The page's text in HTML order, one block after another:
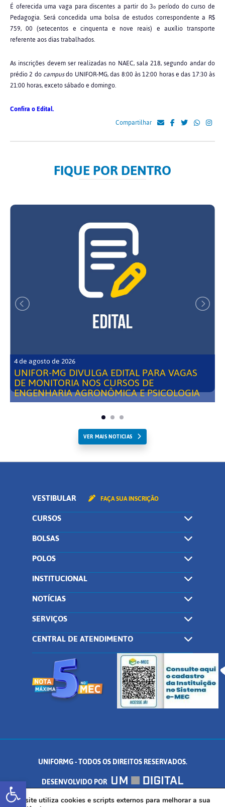
Abrir a barra de ferramentas
É oferecida uma vaga para discentes a partir do 3o período do curso de
Pedagogia. Será concedida uma bolsa de estudos correspondente a R$
759, 00 (setecentos e cinquenta e nove reais) e auxílio transporte
referente aos dias trabalhados.
As inscrições devem ser realizadas no NAEC, sala 218, segundo andar do
prédio 2 docampusdo UNIFOR-MG, das 8:00 às 12:00 horas e das 17:30 às
21:00 horas, exceto sábado e domingo.
Confira o Edital.
Compartilhar
FIQUE POR DENTRO
4 de agosto de 2026
UNIFOR-MG DIVULGA EDITAL PARA VAGAS
DE MONITORIA NOS CURSOS DE
ENGENHARIA AGRONÔMICA E PSICOLOGIA
VER MAIS NOTICIAS
VESTIBULAR FAÇA SUA INSCRIÇÃO
CURSOS
BOLSAS
POLOS
INSTITUCIONAL
NOTÍCIAS
SERVIÇOS
CENTRAL DE ATENDIMENTO
UNIFORMG - TODOS OS DIREITOS RESERVADOS.
DESENVOLVIDO POR
AV. DR. ARNALDO DE SENNA, 328 - PALMEIRAS, FORMIGA/MG - CEP:
Este site utiliza cookies e scripts externos para melhorar a sua